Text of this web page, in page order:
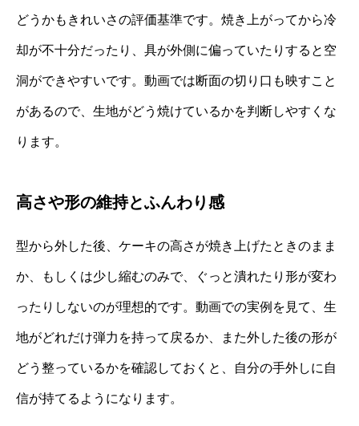
どうかもきれいさの評価基準です。焼き上がってから冷
却が不十分だったり、具が外側に偏っていたりすると空
洞ができやすいです。動画では断面の切り口も映すこと
があるので、生地がどう焼けているかを判断しやすくな
ります。
高さや形の維持とふんわり感
型から外した後、ケーキの高さが焼き上げたときのまま
か、もしくは少し縮むのみで、ぐっと潰れたり形が変わ
ったりしないのが理想的です。動画での実例を見て、生
地がどれだけ弾力を持って戻るか、また外した後の形が
どう整っているかを確認しておくと、自分の手外しに自
信が持てるようになります。